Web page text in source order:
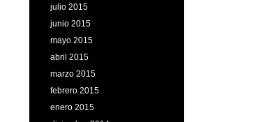
julio 2015
junio 2015
mayo 2015
abril 2015
marzo 2015
febrero 2015
enero 2015